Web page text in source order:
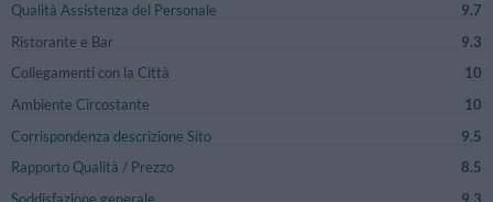
Qualità Assistenza del Personale
9.7
Ristorante e Bar
9.3
Collegamenti con la Città
10
Ambiente Circostante
10
Corrispondenza descrizione Sito
9.5
Rapporto Qualità / Prezzo
8.5
Soddisfazione generale
9.3